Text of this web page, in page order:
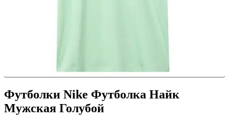
Футболки Nike Футболка Найк
Мужская Голубой